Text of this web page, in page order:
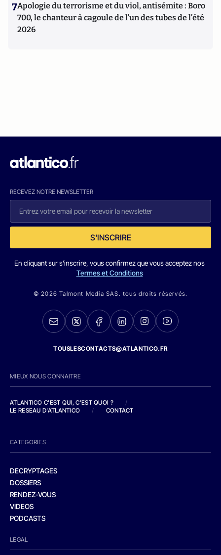
7Apologie du terrorisme et du viol, antisémite : Boro
700, le chanteur à cagoule de l’un des tubes de l’été
2026
RECEVEZ NOTRE NEWSLETTER
S'INSCRIRE
En cliquant sur s'inscrire, vous confirmez que vous acceptez nos
Termes et Conditions
© 2026 Talmont Media SAS. tous droits réservés.
TOUSLESCONTACTS@ATLANTICO.FR
MIEUX NOUS CONNAITRE
ATLANTICO C'EST QUI, C'EST QUOI ?
/
LE RESEAU D'ATLANTICO
/ CONTACT
CATEGORIES
DECRYPTAGES
DOSSIERS
RENDEZ-VOUS
VIDEOS
PODCASTS
LEGAL